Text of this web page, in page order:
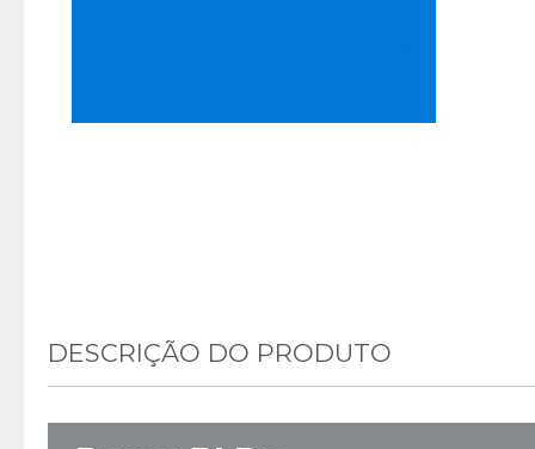
DESCRIÇÃO DO PRODUTO